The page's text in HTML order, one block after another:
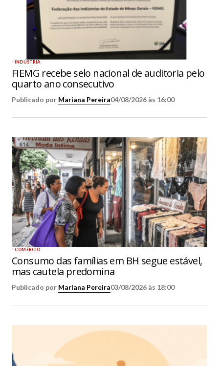
INDÚSTRIA
FIEMG recebe selo nacional de auditoria pelo
quarto ano consecutivo
Publicado por Mariana Pereira04/08/2026 às 16:00
COMÉRCIO
Consumo das famílias em BH segue estável,
mas cautela predomina
Publicado por Mariana Pereira03/08/2026 às 18:00